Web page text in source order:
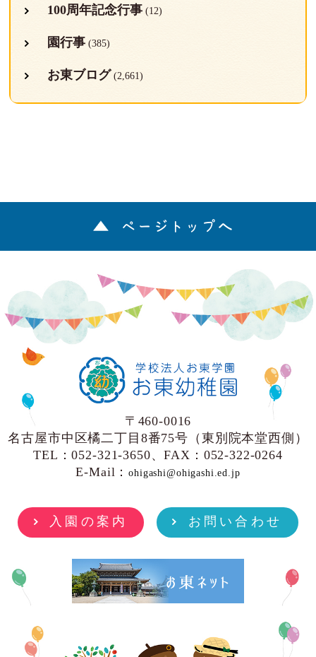
100周年記念行事(12)
園行事(385)
お東ブログ (2,661)
ページトップへ
〒460-0016
名古屋市中区橘二丁目8番75号（東別院本堂西側）
TEL：052-321-3650、FAX：052-322-0264
E-Mail：ohigashi@ohigashi.ed.jp
入園の案内 お問い合わせ